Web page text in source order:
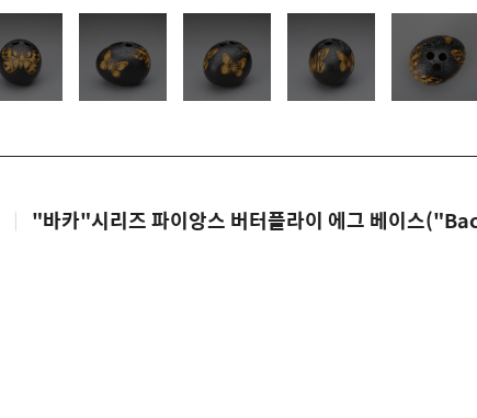
| "바카"시리즈 파이앙스 버터플라이 에그 베이스